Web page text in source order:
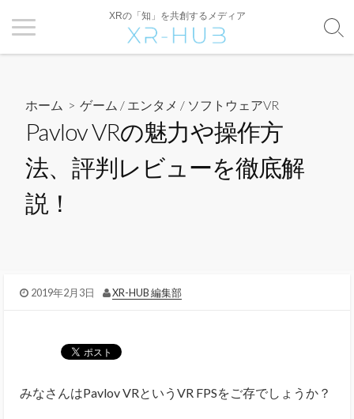
XRの「知」を共創するメディア
ホーム >ゲーム / エンタメ / ソフトウェアVR
Pavlov VRの魅力や操作方
法、評判レビューを徹底解
説！
2019年2月3日 XR-HUB 編集部
みなさんはPavlov VRというVR FPSをご存でしょうか？